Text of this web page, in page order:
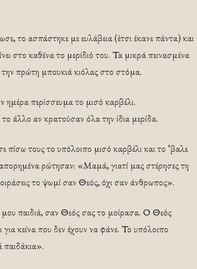
το ασπάστηκε με ευλάβεια (έτσι έκανε πάντα) και
στο καθένα το μερίδιό του. Τα μικρά πεινασμένα
πρώτη μπουκιά κιόλας στο στόμα.
ημέρα περίσσευμα το μισό καρβέλι.
άλλο αν κρατούσαν όλα την ίδια μερίδα.
τους το υπόλοιπο μισό καρβέλι και το ‘βαλε
ρώτησαν: «Μαμά, γιατί μας στέρησες τη
το ψωμί σαν Θεός, όχι σαν άνθρωπος».
παιδιά, σαν Θεός σας το μοίρασα. Ο Θεός
κείνα που δεν έχουν να φάνε. Το υπόλοιπο